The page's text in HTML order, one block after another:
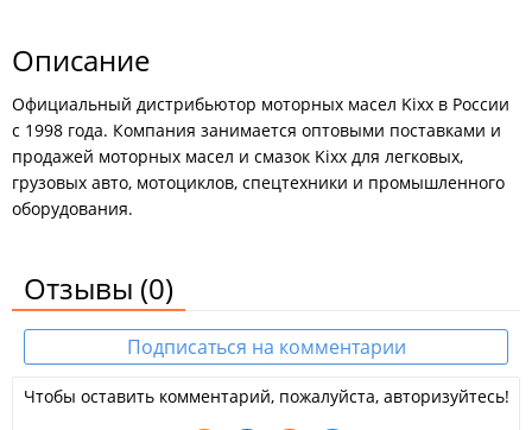
Описание
Официальный дистрибьютор моторных масел Kixx в России
с 1998 года. Компания занимается оптовыми поставками и
продажей моторных масел и смазок Kixx для легковых,
грузовых авто, мотоциклов, спецтехники и промышленного
оборудования.
Отзывы (0)
Подписаться на комментарии
Чтобы оставить комментарий, пожалуйста, авторизуйтесь!